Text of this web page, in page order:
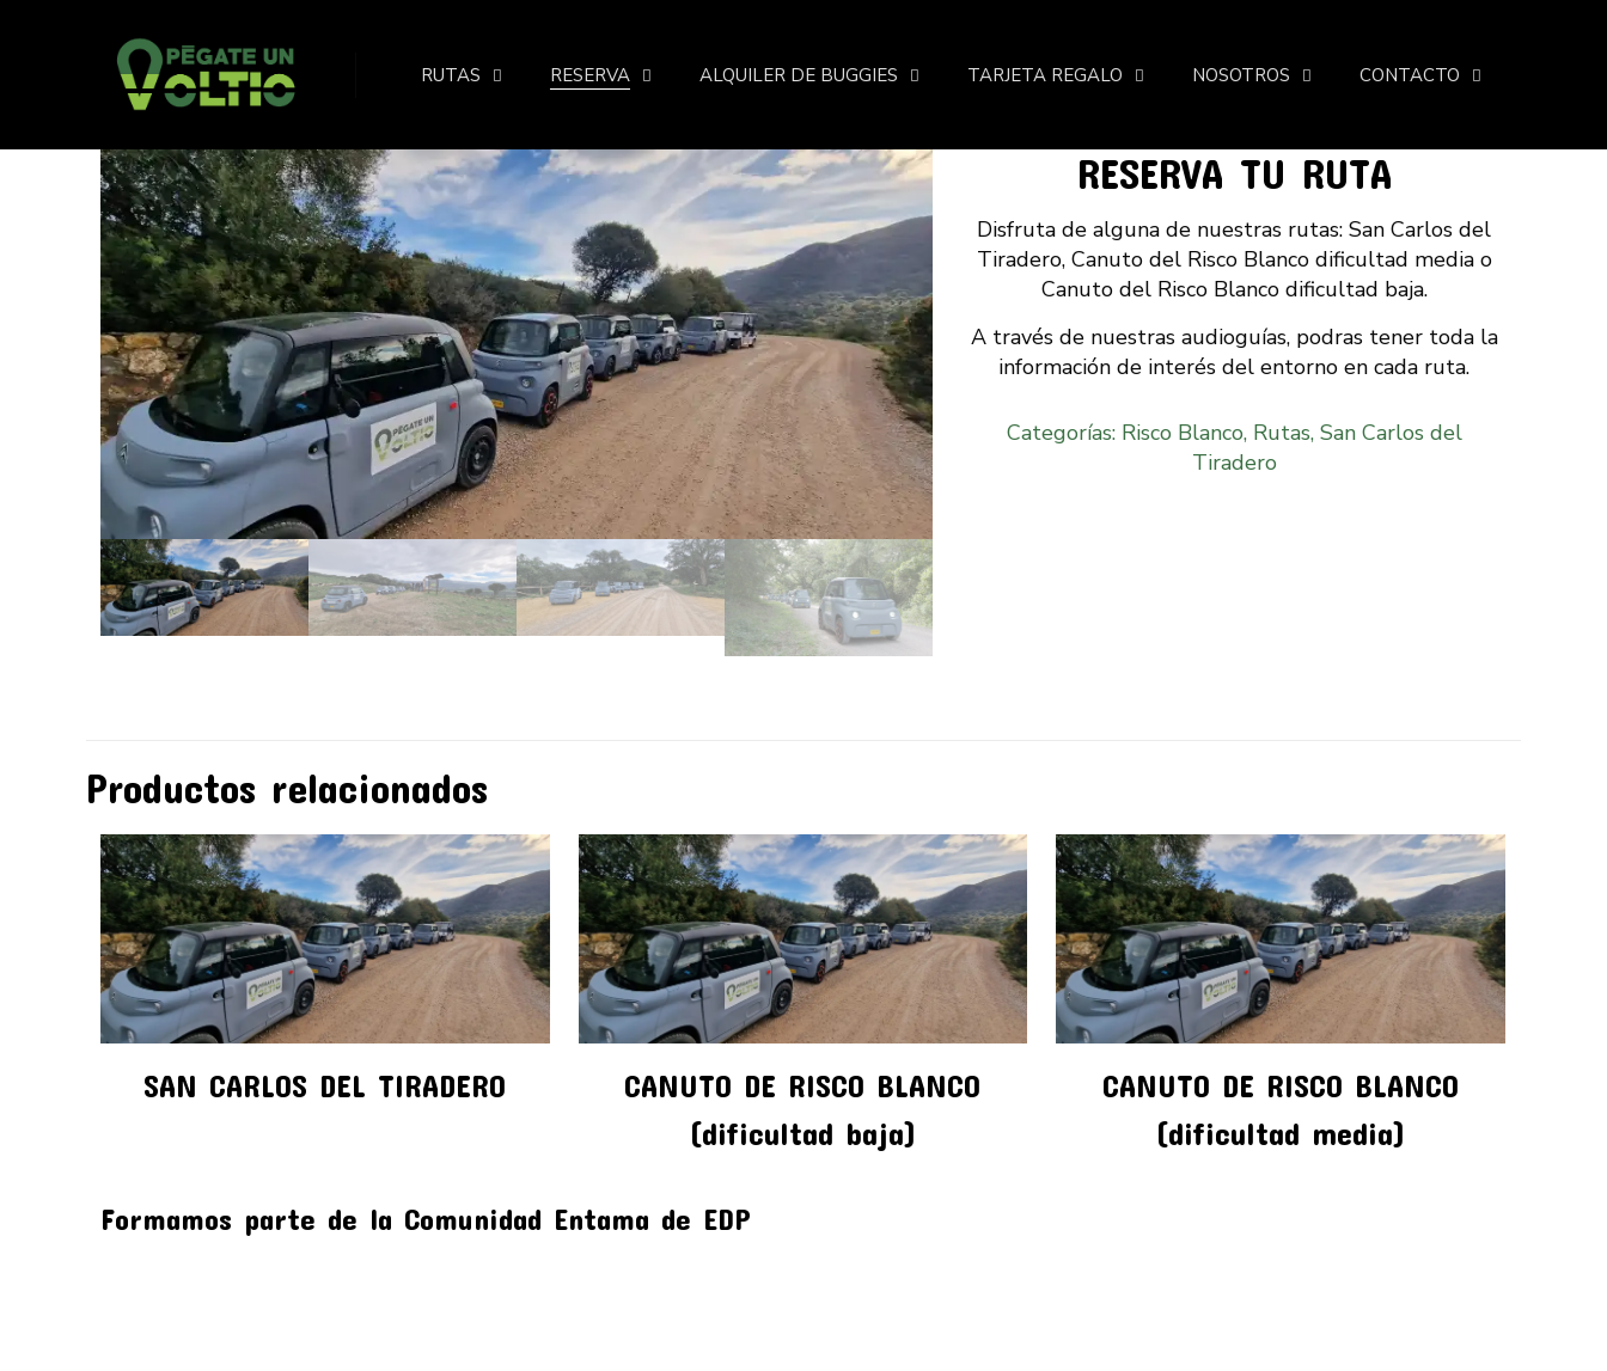
RUTAS RESERVA ALQUILER DE BUGGIES TARJETA REGALO NOSOTROS CONTACTO
RESERVA TU RUTA
Disfruta de alguna de nuestras rutas: San Carlos del
Tiradero, Canuto del Risco Blanco dificultad media o
Canuto del Risco Blanco dificultad baja.
A través de nuestras audioguías, podras tener toda la
información de interés del entorno en cada ruta.
Categorías: Risco Blanco, Rutas, San Carlos del
Tiradero
Productos relacionados
SAN CARLOS DEL TIRADERO
CANUTO DE RISCO BLANCO
(dificultad baja)
CANUTO DE RISCO BLANCO
(dificultad media)
Formamos parte de la Comunidad Entama de EDP